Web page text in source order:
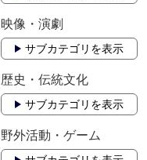
映像・演劇
サブカテゴリを表示
歴史・伝統文化
サブカテゴリを表示
野外活動・ゲーム